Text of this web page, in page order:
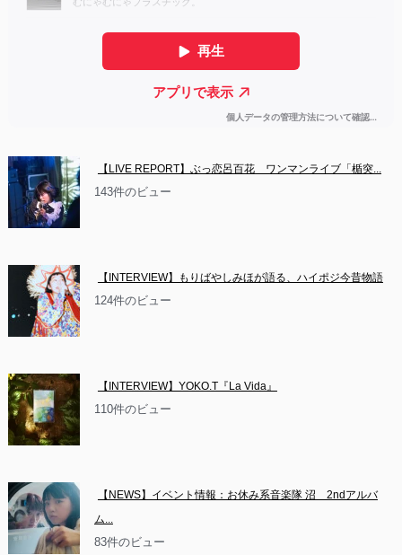
【LIVE REPORT】ぶっ恋呂百花　ワンマンライブ「楯突...
143件のビュー
【INTERVIEW】もりばやしみほが語る、ハイポジ今昔物語
124件のビュー
【INTERVIEW】YOKO.T『La Vida』
110件のビュー
【NEWS】イベント情報：お休み系音楽隊 沼　2ndアルバ
ム...
83件のビュー